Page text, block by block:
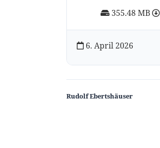
355.48 MB
6. April 2026
Rudolf Ebertshäuser